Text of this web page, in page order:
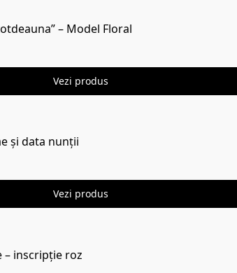
– Model Floral
Vezi produs
și data nunții
Vezi produs
– inscripție roz